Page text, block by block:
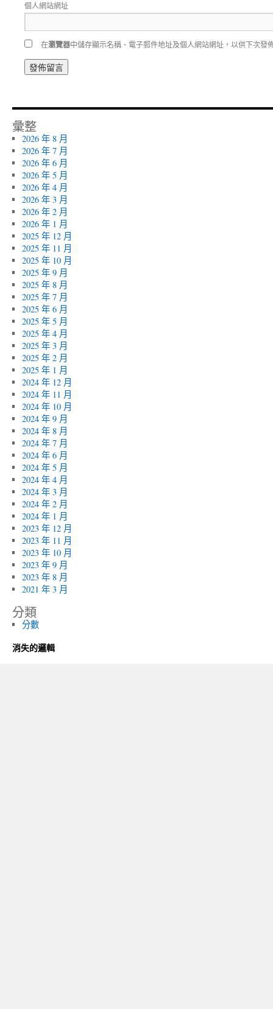
個人網站網址
在瀏覽器中儲存顯示名稱、電子郵件地址及個人網站網址，以供下次發
彙整
2026 年 8 月
2026 年 7 月
2026 年 6 月
2026 年 5 月
2026 年 4 月
2026 年 3 月
2026 年 2 月
2026 年 1 月
2025 年 12 月
2025 年 11 月
2025 年 10 月
2025 年 9 月
2025 年 8 月
2025 年 7 月
2025 年 6 月
2025 年 5 月
2025 年 4 月
2025 年 3 月
2025 年 2 月
2025 年 1 月
2024 年 12 月
2024 年 11 月
2024 年 10 月
2024 年 9 月
2024 年 8 月
2024 年 7 月
2024 年 6 月
2024 年 5 月
2024 年 4 月
2024 年 3 月
2024 年 2 月
2024 年 1 月
2023 年 12 月
2023 年 11 月
2023 年 10 月
2023 年 9 月
2023 年 8 月
2021 年 3 月
分類
分數
消失的邏輯